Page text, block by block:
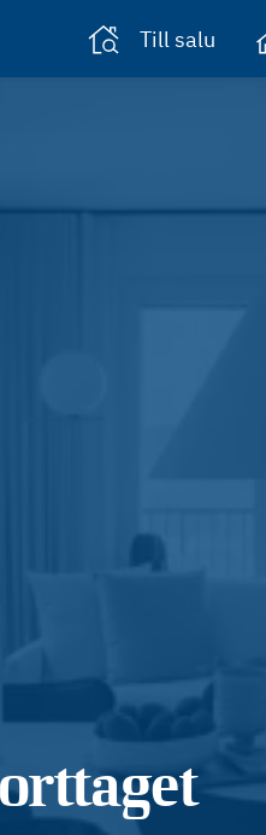
Till salu